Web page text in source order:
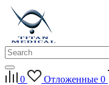
0 Отложенные 0